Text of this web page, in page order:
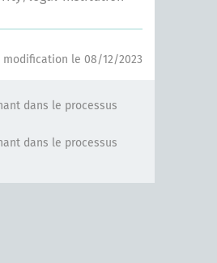
modification le 08/12/2023
dans le processus
dans le processus